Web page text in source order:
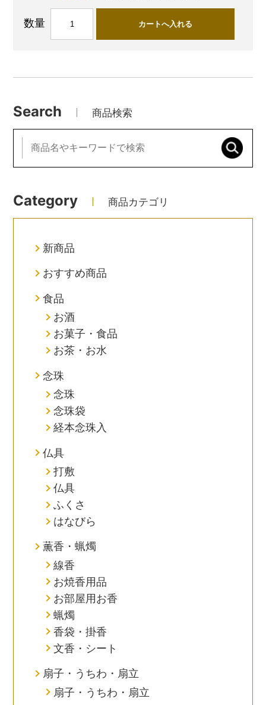
数量
Search 商品検索
Category 商品カテゴリ
新商品
おすすめ商品
食品
お酒
お菓子・食品
お茶・お水
念珠
念珠
念珠袋
経本念珠入
仏具
打敷
仏具
ふくさ
はなびら
薫香・蝋燭
線香
お焼香用品
お部屋用お香
蝋燭
香袋・掛香
文香・シート
扇子・うちわ・扇立
扇子・うちわ・扇立